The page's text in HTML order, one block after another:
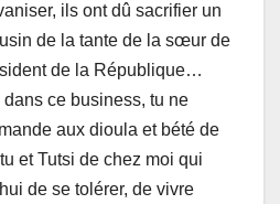
ils ont dû sacrifier un
de la tante de la sœur de
de la République…
ce business, tu ne
aux dioula et bété de
et Tutsi de chez moi qui
de se tolérer, de vivre